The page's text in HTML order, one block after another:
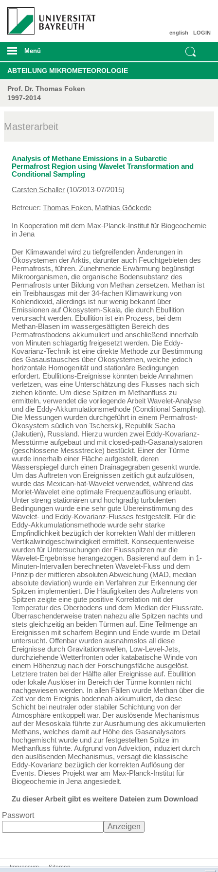
LOGIN
english
Menü
ABTEILUNG MIKROMETEOROLOGIE
Prof. Dr. Thomas Foken
1997-2014
Masterarbeit
Analysis of Methane Emissions in a Subarctic
Permafrost Region using Wavelet Transformation and
Conditional Sampling
Carsten Schaller (10/2013-07/2015)
Betreuer: Thomas Foken, Mathias Göckede
In Kooperation mit dem Max-Planck-Institut für Biogeochemie
in Jena
Der Klimawandel wird zu tiefgreifenden Änderungen in
Ökosystemen der Arktis, darunter auch Feuchtgebieten des
Permafrosts, führen. Zunehmende Erwärmung begünstigt
Mikroorganismen, die organische Bodensubstanz des
Permafrosts unter Bildung von Methan zersetzen. Methan ist
ein Treibhausgas mit der 34-fachen Klimawirkung von
Kohlendioxid, allerdings ist nur wenig bekannt über
Emissionen auf Ökosystem-Skala, die durch Ebullition
verursacht werden. Ebullition ist ein Prozess, bei dem
Methan-Blasen im wassergesättigten Bereich des
Permafrostbodens akkumuliert und anschließend innerhalb
von Minuten schlagartig freigesetzt werden. Die Eddy-
Kovarianz-Technik ist eine direkte Methode zur Bestimmung
des Gasaustausches über Ökosystemen, welche jedoch
horizontale Homogenität und stationäre Bedingungen
erfordert. Ebullitions-Ereignisse könnten beide Annahmen
verletzen, was eine Unterschätzung des Flusses nach sich
ziehen könnte. Um diese Spitzen im Methanfluss zu
ermitteln, verwendet die vorliegende Arbeit Wavelet-Analyse
und die Eddy-Akkumulationsmethode (Conditional Sampling).
Die Messungen wurden durchgeführt in einem Permafrost-
Ökosystem südlich von Tscherskij, Republik Sacha
(Jakutien), Russland. Hierzu wurden zwei Eddy-Kovarianz-
Messtürme aufgebaut und mit closed-path-Gasanalysatoren
(geschlossene Messstrecke) bestückt. Einer der Türme
wurde innerhalb einer Fläche aufgestellt, deren
Wasserspiegel durch einen Drainagegraben gesenkt wurde.
Um das Auftreten von Ereignissen zeitlich gut aufzulösen,
wurde das Mexican-hat-Wavelet verwendet, während das
Morlet-Wavelet eine optimale Frequenzauflösung erlaubt.
Unter streng stationären und hochgradig turbulenten
Bedingungen wurde eine sehr gute Übereinstimmung des
Wavelet- und Eddy-Kovarianz-Flusses festgestellt. Für die
Eddy-Akkumulationsmethode wurde sehr starke
Empfindlichkeit bezüglich der korrekten Wahl der mittleren
Vertikalwindgeschwindigkeit ermittelt. Konsequenterweise
wurden für Untersuchungen der Flussspitzen nur die
Wavelet-Ergebnisse herangezogen. Basierend auf dem in 1-
Minuten-Intervallen berechneten Wavelet-Fluss und dem
Prinzip der mittleren absoluten Abweichung (MAD, median
absolute deviation) wurde ein Verfahren zur Erkennung der
Spitzen implementiert. Die Häufigkeiten des Auftretens von
Spitzen zeigte eine gute positive Korrelation mit der
Temperatur des Oberbodens und dem Median der Flussrate.
Überraschenderweise traten nahezu alle Spitzen nachts und
stets gleichzeitig an beiden Türmen auf. Eine Teilmenge an
Ereignissen mit scharfem Beginn und Ende wurde im Detail
untersucht. Offenbar wurden ausnahmslos all diese
Ereignisse durch Gravitationswellen, Low-Level-Jets,
durchziehende Wetterfronten oder katabatische Winde von
einem Höhenzug nach der Forschungsfläche ausgelöst.
Letztere traten bei der Hälfte aller Ereignisse auf. Ebullition
oder lokale Auslöser im Bereich der Türme konnten nicht
nachgewiesen werden. In allen Fällen wurde Methan über die
Zeit vor dem Ereignis bodennah akkumuliert, da diese
Schicht bei neutraler oder stabiler Schichtung von der
Atmosphäre entkoppelt war. Der auslösende Mechanismus
auf der Mesoskala führte zur Ausräumung des akkumulierten
Methans, welches damit auf Höhe des Gasanalysators
hochgemischt wurde und zur festgestellten Spitze im
Methanfluss führte. Aufgrund von Advektion, induziert durch
den auslösenden Mechanismus, versagt die klassische
Eddy-Kovarianz bezüglich der korrekten Auflösung der
Events. Dieses Projekt war am Max-Planck-Institut für
Biogeochemie in Jena angesiedelt.
Zu dieser Arbeit gibt es weitere Dateien zum Download
Passwort
Impressum Sitemap